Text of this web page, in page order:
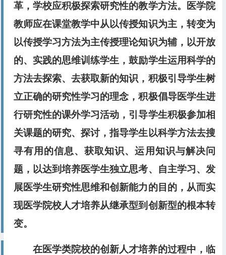
革，学校应积极探索研究性的教学方法。医学院
教师应在课堂教学中从以传授知识为主，转变为
以传授学习方法为主传授理论知识为辅，以开放
的、实践的思维训练学生，鼓励学生运用科学的
方法去探索、去获取新的知识，积极引导学生树
立正确的研究性学习的理念，积极倡导医学生进
行研究性的课外学习活动，引导学生积极参加相
关课题的研究、探讨，指导学生以科学方法去搜
寻有用的信息、获取知识、运用知识与解决问
题，以达到培养医学生独立思考、自主学习、发
展医学生研究性思维和创新能力的目的，从而实
现医学院校人才培养从继承型到创新型的根本转
变。
在医学类院校的创新人才培养的过程中，临